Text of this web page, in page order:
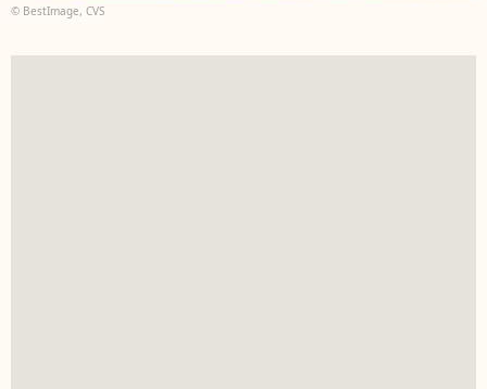
© BestImage, CVS